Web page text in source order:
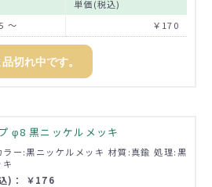
単価(税込)
～
￥170
切れ中です。
φ8 黒ニッケルメッキ
ー:黒ニッケルメッキ 材質:真鍮 処理:黒
)： ￥176